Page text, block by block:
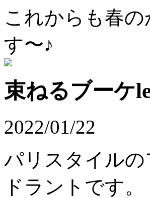
これからも春
す〜♪
束ねるブーケ
2022/01/22
パリスタイル
ドラントです。